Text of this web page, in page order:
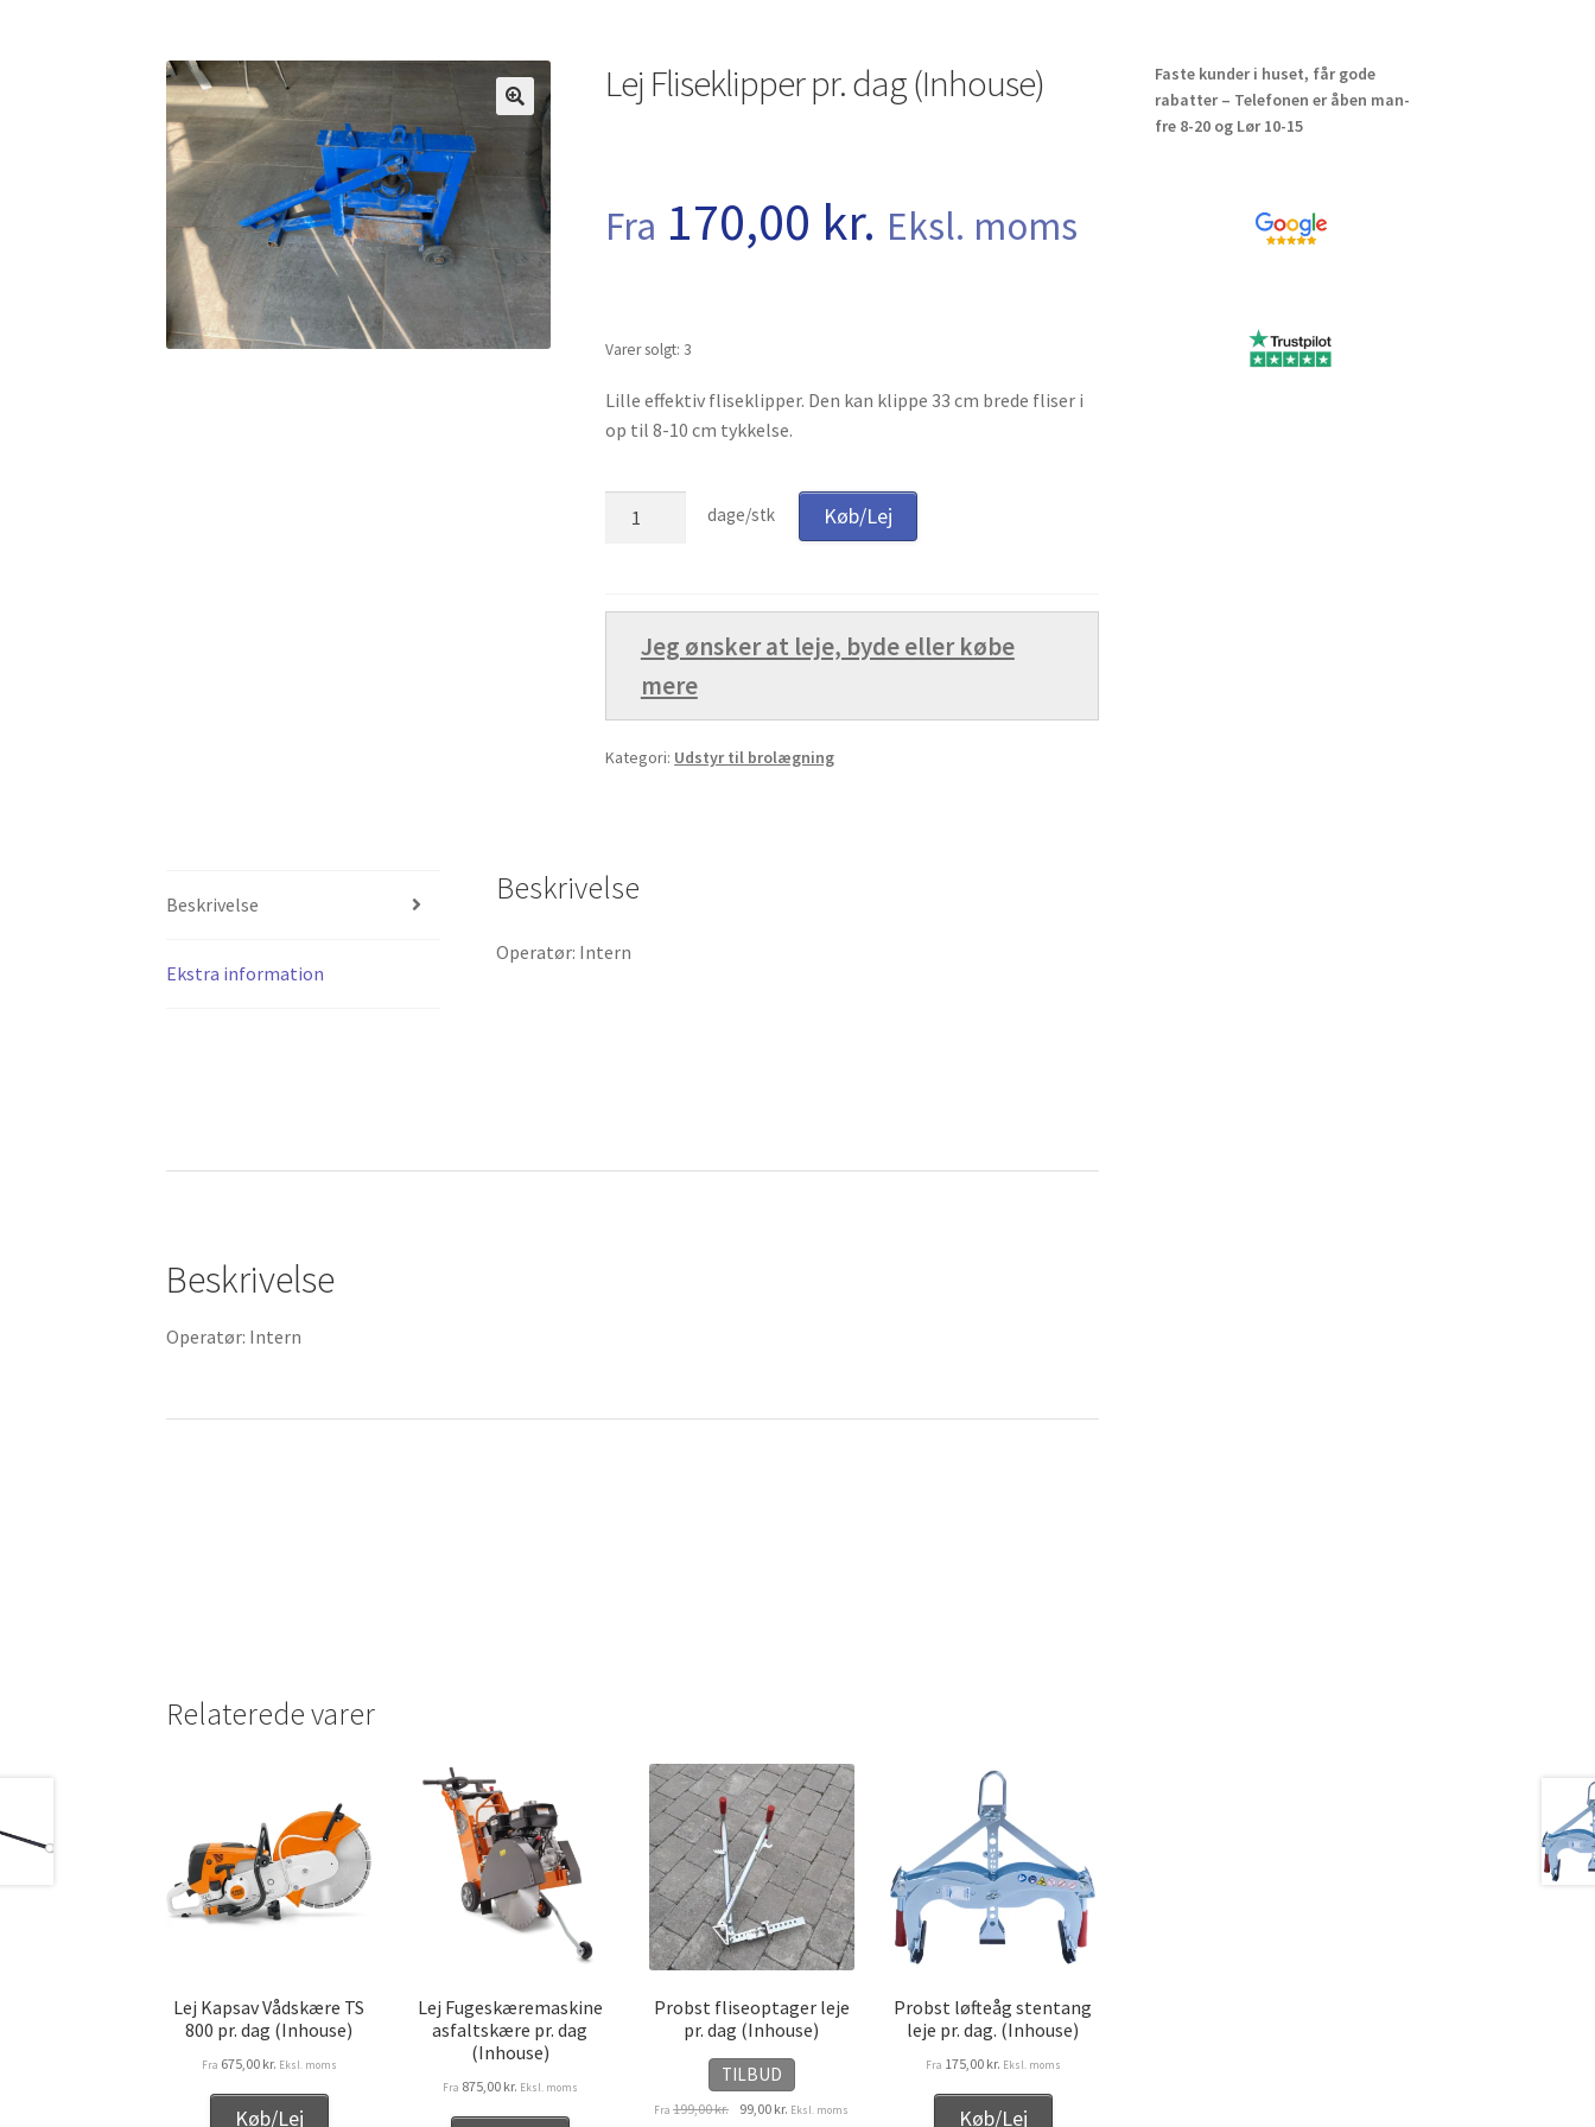
ServicesSikkerhed og MiljøSøg jobSponsorerTak for dit køb
Tjen penge ved at udleje dine maskiner Udlej dine maskiner
Vores fremtid Vores nye SBMU Auktion
Lej Fliseklipper pr. dag (Inhouse)
Fra 170,00 kr. Eksl. moms
Varer solgt: 3
Lille effektiv fliseklipper. Den kan klippe 33 cm brede fliser i
op til 8-10 cm tykkelse.
antal
dage/stk Køb/Lej
Jeg ønsker at leje, byde eller købe
mere
Kategori: Udstyr til brolægning
Beskrivelse
Ekstra information
Beskrivelse
Operatør: Intern
Beskrivelse
Operatør: Intern
Relaterede varer
Lej Kapsav Vådskære TS
800 pr. dag (Inhouse)
Fra 675,00 kr. Eksl. moms
Køb/Lej
Lej Fugeskæremaskine
asfaltskære pr. dag
(Inhouse)
Fra 875,00 kr. Eksl. moms
Probst fliseoptager leje
pr. dag (Inhouse)
TILBUD
Fra 199,00kr. Den
99,00 kr. Den
Eksl. moms
Probst løfteåg stentang
leje pr. dag. (Inhouse)
Fra 175,00 kr. Eksl. moms
Køb/Lej
Faste kunder i huset, får gode
rabatter – Telefonen er åben man-
fre 8-20 og Lør 10-15